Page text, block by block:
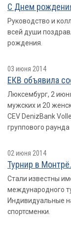
С Днем
Руководство и
всей души
рождения.
03 июня 2014
ЕКВ объявила
Люксембург, 2
мужских и 20
CEV DenizBank
группового
02 июня 2014
Турнир в Монтрё.
Стали известны
международного
Индивидуальные
спортсменки.